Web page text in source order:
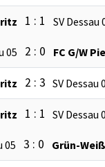
1 : 1 SV Dessau
05 2 : 0 FC G/W
2 : 3 SV Dessau
1 : 1 SV Dessau
05 3 : 0 Grün-